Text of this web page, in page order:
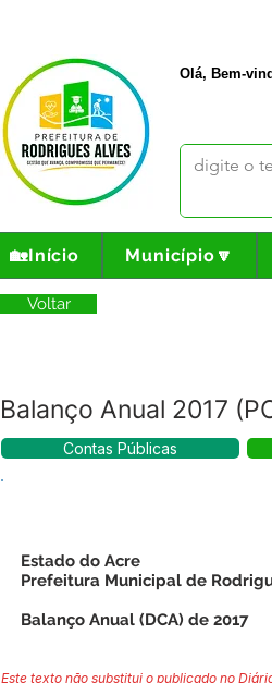
Olá, Bem-
🏡Início Município🔽
Voltar
Balanço Anual 2017
Contas Públicas
Estado do Acre
Prefeitura Municipal de
Balanço Anual (DCA) de 2017
Este texto não substitui o publicado no